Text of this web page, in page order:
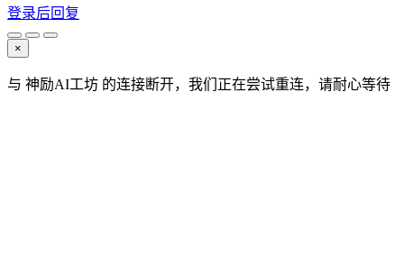
登录后回复
×
与 神励AI工坊 的连接断开，我们正在尝试重连，请耐心等待